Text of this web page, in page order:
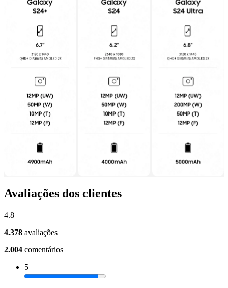
Avaliações dos clientes
4.8
4.378 avaliações
2.004 comentários
5